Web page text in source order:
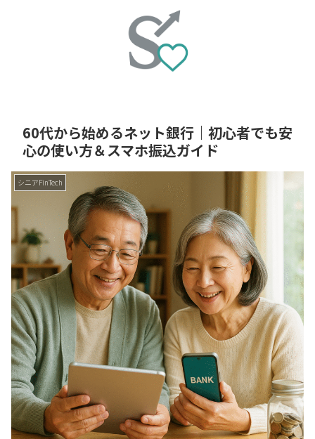
60代から始めるネット銀行｜初心者でも安
心の使い方＆スマホ振込ガイド
シニアFinTech